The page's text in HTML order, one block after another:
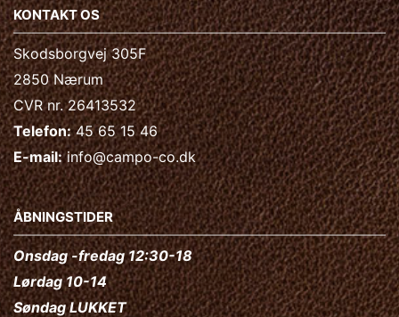
KONTAKT OS
Skodsborgvej 305F
2850 Nærum
CVR nr. 26413532
Telefon: 45 65 15 46
E-mail: info@campo-co.dk
ÅBNINGSTIDER
Onsdag -fredag 12:30-18
Lørdag 10-14
Søndag LUKKET